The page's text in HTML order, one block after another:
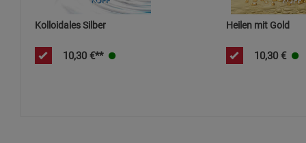
Kolloidales Silber
10,30 €**
Heilen mit Gold
10,30 €